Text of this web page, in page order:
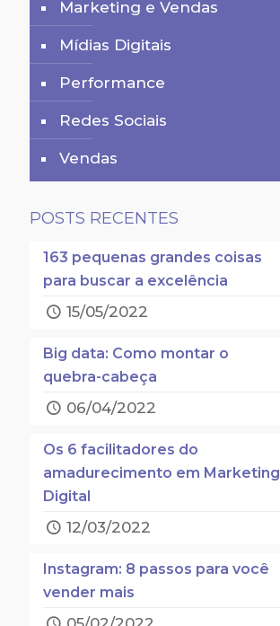
Marketing e Vendas
Mídias Digitais
Performance
Redes Sociais
Vendas
POSTS RECENTES
163 pequenas grandes coisas
para buscar a excelência
15/05/2022
Big data: Como montar o
quebra-cabeça
06/04/2022
Os 6 facilitadores do
amadurecimento em Marketing
Digital
12/03/2022
Instagram: 8 passos para você
vender mais